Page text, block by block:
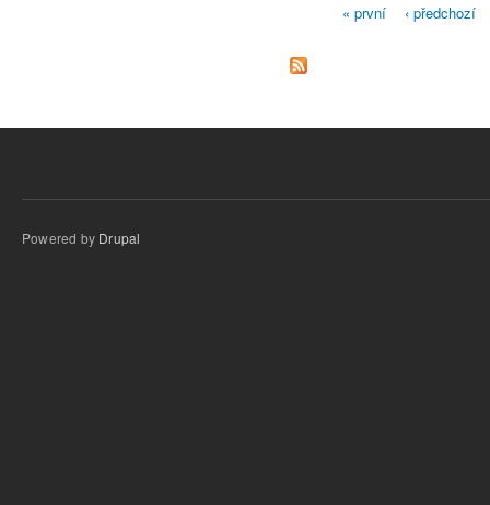
« první ‹ předchozí
Powered by Drupal